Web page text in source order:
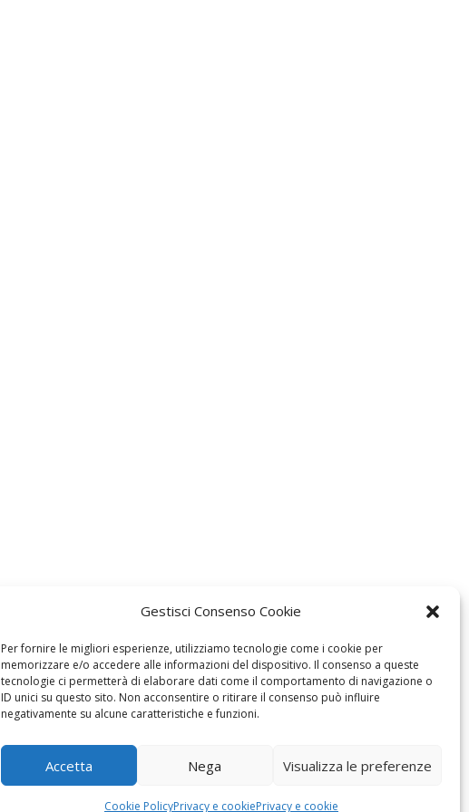
Gestisci Consenso Cookie
Per fornire le migliori esperienze, utilizziamo tecnologie come i cookie per
memorizzare e/o accedere alle informazioni del dispositivo. Il consenso a queste
tecnologie ci permetterà di elaborare dati come il comportamento di navigazione o
ID unici su questo sito. Non acconsentire o ritirare il consenso può influire
negativamente su alcune caratteristiche e funzioni.
Accetta Nega Visualizza le preferenze
Cookie PolicyPrivacy e cookiePrivacy e cookie